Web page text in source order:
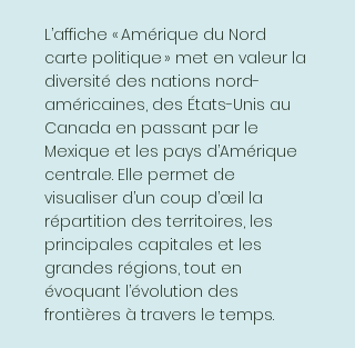
L’affiche « Amérique du Nord
carte politique » met en valeur la
diversité des nations nord-
américaines, des États-Unis au
Canada en passant par le
Mexique et les pays d’Amérique
centrale. Elle permet de
visualiser d’un coup d’œil la
répartition des territoires, les
principales capitales et les
grandes régions, tout en
évoquant l’évolution des
frontières à travers le temps.